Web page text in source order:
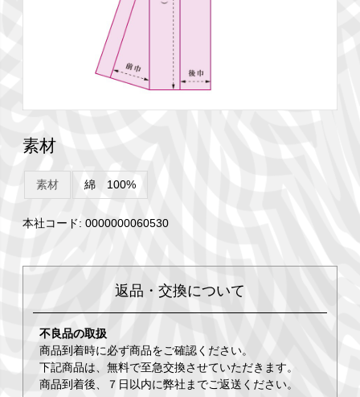
素材
素材 綿 100%
本社コード: 0000000060530
返品・交換について
不良品の取扱
商品到着時に必ず商品をご確認ください。
下記商品は、無料で至急交換させていただきます。
商品到着後、７日以内に弊社までご返送ください。